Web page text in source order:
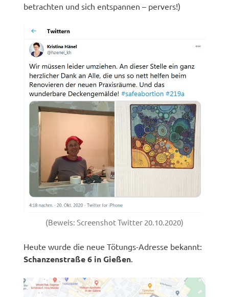
betrachten und sich entspannen – pervers!)
(Beweis: Screenshot Twitter 20.10.2020)
Heute wurde die neue Tötungs-Adresse bekannt:
Schanzenstraße 6 in Gießen.